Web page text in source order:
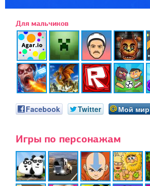
Для мальчиков
Facebook Twitter Мой мир
Игры по персонажам